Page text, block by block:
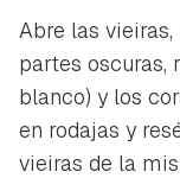
Para poder
iniciar sesión
INICIAR SESIÓN
Abre las
partes oscuras,
blanco) y los
en rodajas y
vieiras de la
Gracias